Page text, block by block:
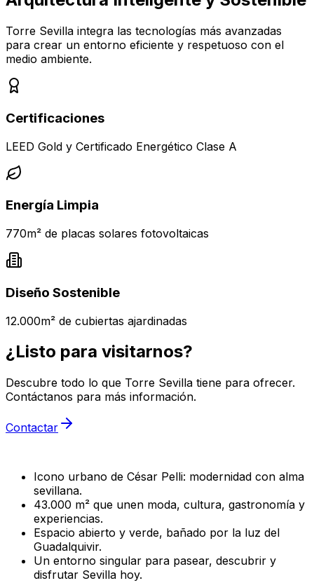
Torre Sevilla integra las tecnologías más avanzadas
para crear un entorno eficiente y respetuoso con el
medio ambiente.
Certificaciones
LEED Gold y Certificado Energético Clase A
Energía Limpia
770m² de placas solares fotovoltaicas
Diseño Sostenible
12.000m² de cubiertas ajardinadas
¿Listo para visitarnos?
Descubre todo lo que Torre Sevilla tiene para ofrecer.
Contáctanos para más información.
Contactar
Icono urbano de César Pelli: modernidad con alma
sevillana.
43.000 m² que unen moda, cultura, gastronomía y
experiencias.
Espacio abierto y verde, bañado por la luz del
Guadalquivir.
Un entorno singular para pasear, descubrir y
disfrutar Sevilla hoy.